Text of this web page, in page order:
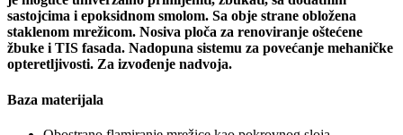
sastojcima i epoksidnom smolom. Sa obje strane obložena
staklenom mrežicom. Nosiva ploča za renoviranje oštećene
žbuke i TIS fasada. Nadopuna sistemu za povećanje mehaničke
opteretljivosti. Za izvođenje nadvoja.
Baza materijala